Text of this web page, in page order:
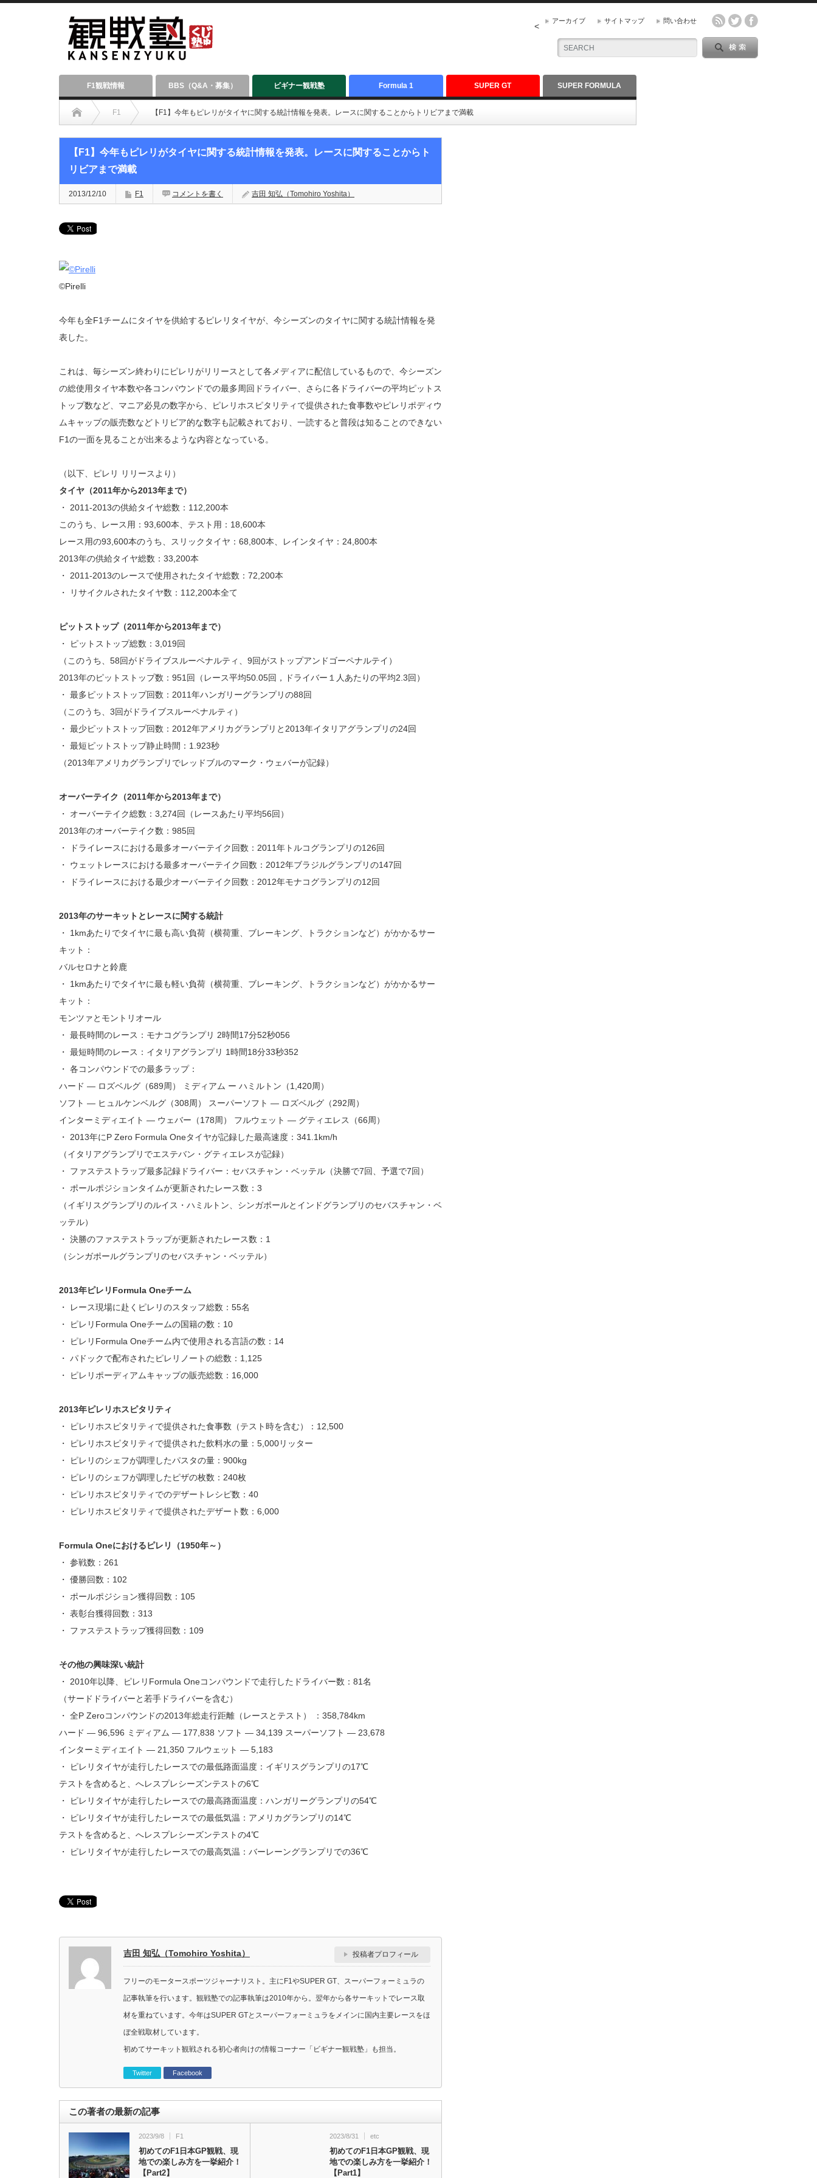
アーカイブ サイトマップ 問い合わせ
<
F1観戦情報 BBS（Q&A・募集） ビギナー観戦塾 Formula 1 SUPER GT SUPER FORMULA
F1 【F1】今年もピレリがタイヤに関する統計情報を発表。レースに関することからトリビアまで満載
【F1】今年もピレリがタイヤに関する統計情報を発表。レースに関することからト
リビアまで満載
2013/12/10 F1 コメントを書く 吉田 知弘（Tomohiro Yoshita）
©Pirelli
今年も全F1チームにタイヤを供給するピレリタイヤが、今シーズンのタイヤに関する統計情報を発
表した。
これは、毎シーズン終わりにピレリがリリースとして各メディアに配信しているもので、今シーズン
の総使用タイヤ本数や各コンパウンドでの最多周回ドライバー、さらに各ドライバーの平均ピットス
トップ数など、マニア必見の数字から、ピレリホスピタリティで提供された食事数やピレリポディウ
ムキャップの販売数などトリビア的な数字も記載されており、一読すると普段は知ることのできない
F1の一面を見ることが出来るような内容となっている。
（以下、ピレリ リリースより）
タイヤ（2011年から2013年まで）
・ 2011-2013の供給タイヤ総数：112,200本
このうち、レース用：93,600本、テスト用：18,600本
レース用の93,600本のうち、スリックタイヤ：68,800本、レインタイヤ：24,800本
2013年の供給タイヤ総数：33,200本
・ 2011-2013のレースで使用されたタイヤ総数：72,200本
・ リサイクルされたタイヤ数：112,200本全て
ピットストップ（2011年から2013年まで）
・ ピットストップ総数：3,019回
（このうち、58回がドライブスルーペナルティ、9回がストップアンドゴーペナルテイ）
2013年のピットストップ数：951回（レース平均50.05回，ドライバー１人あたりの平均2.3回）
・ 最多ピットストップ回数：2011年ハンガリーグランプリの88回
（このうち、3回がドライブスルーペナルティ）
・ 最少ピットストップ回数：2012年アメリカグランプリと2013年イタリアグランプリの24回
・ 最短ピットストップ静止時間：1.923秒
（2013年アメリカグランプリでレッドブルのマーク・ウェバーが記録）
オーバーテイク（2011年から2013年まで）
・ オーバーテイク総数：3,274回（レースあたり平均56回）
2013年のオーバーテイク数：985回
・ ドライレースにおける最多オーバーテイク回数：2011年トルコグランプリの126回
・ ウェットレースにおける最多オーバーテイク回数：2012年ブラジルグランプリの147回
・ ドライレースにおける最少オーバーテイク回数：2012年モナコグランプリの12回
2013年のサーキットとレースに関する統計
・ 1kmあたりでタイヤに最も高い負荷（横荷重、ブレーキング、トラクションなど）がかかるサー
キット：
バルセロナと鈴鹿
・ 1kmあたりでタイヤに最も軽い負荷（横荷重、ブレーキング、トラクションなど）がかかるサー
キット：
モンツァとモントリオール
・ 最長時間のレース：モナコグランプリ 2時間17分52秒056
・ 最短時間のレース：イタリアグランプリ 1時間18分33秒352
・ 各コンパウンドでの最多ラップ：
ハード ― ロズベルグ（689周） ミディアム ー ハミルトン（1,420周）
ソフト ― ヒュルケンベルグ（308周） スーパーソフト ― ロズベルグ（292周）
インターミディエイト ― ウェバー（178周） フルウェット ― グティエレス（66周）
・ 2013年にP Zero Formula Oneタイヤが記録した最高速度：341.1km/h
（イタリアグランプリでエステバン・グティエレスが記録）
・ ファステストラップ最多記録ドライバー：セバスチャン・ベッテル（決勝で7回、予選で7回）
・ ポールポジションタイムが更新されたレース数：3
（イギリスグランプリのルイス・ハミルトン、シンガポールとインドグランプリのセバスチャン・ベ
ッテル）
・ 決勝のファステストラップが更新されたレース数：1
（シンガポールグランプリのセバスチャン・ベッテル）
2013年ピレリFormula Oneチーム
・ レース現場に赴くピレリのスタッフ総数：55名
・ ピレリFormula Oneチームの国籍の数：10
・ ピレリFormula Oneチーム内で使用される言語の数：14
・ パドックで配布されたピレリノートの総数：1,125
・ ピレリポーディアムキャップの販売総数：16,000
2013年ピレリホスピタリティ
・ ピレリホスピタリティで提供された食事数（テスト時を含む）：12,500
・ ピレリホスピタリティで提供された飲料水の量：5,000リッター
・ ピレリのシェフが調理したパスタの量：900kg
・ ピレリのシェフが調理したピザの枚数：240枚
・ ピレリホスピタリティでのデザートレシピ数：40
・ ピレリホスピタリティで提供されたデザート数：6,000
Formula Oneにおけるピレリ（1950年～）
・ 参戦数：261
・ 優勝回数：102
・ ポールポジション獲得回数：105
・ 表彰台獲得回数：313
・ ファステストラップ獲得回数：109
その他の興味深い統計
・ 2010年以降、ピレリFormula Oneコンパウンドで走行したドライバー数：81名
（サードドライバーと若手ドライバーを含む）
・ 全P Zeroコンパウンドの2013年総走行距離（レースとテスト） ：358,784km
ハード ― 96,596 ミディアム ― 177,838 ソフト ― 34,139 スーパーソフト ― 23,678
インターミディエイト ― 21,350 フルウェット ― 5,183
・ ピレリタイヤが走行したレースでの最低路面温度：イギリスグランプリの17℃
テストを含めると、へレスプレシーズンテストの6℃
・ ピレリタイヤが走行したレースでの最高路面温度：ハンガリーグランプリの54℃
・ ピレリタイヤが走行したレースでの最低気温：アメリカグランプリの14℃
テストを含めると、へレスプレシーズンテストの4℃
・ ピレリタイヤが走行したレースでの最高気温：バーレーングランプリでの36℃
吉田 知弘（Tomohiro Yoshita） 投稿者プロフィール
フリーのモータースポーツジャーナリスト。主にF1やSUPER GT、スーパーフォーミュラの
記事執筆を行います。観戦塾での記事執筆は2010年から。翌年から各サーキットでレース取
材を重ねています。今年はSUPER GTとスーパーフォーミュラをメインに国内主要レースをほ
ぼ全戦取材しています。
初めてサーキット観戦される初心者向けの情報コーナー「ビギナー観戦塾」も担当。
Twitter Facebook
この著者の最新の記事
2023/9/8 F1
初めてのF1日本GP観戦、現
地での楽しみ方を一挙紹介！
【Part2】
2023/8/31 etc
初めてのF1日本GP観戦、現
地での楽しみ方を一挙紹介！
【Part1】